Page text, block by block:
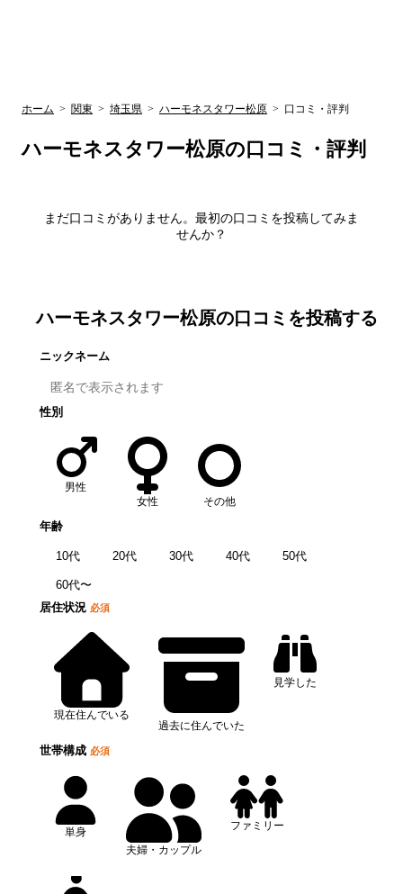
ホーム > 関東 > 埼玉県 > ハーモネスタワー松原 > 口コミ・評判
ハーモネスタワー松原の口コミ・評判
まだ口コミがありません。最初の口コミを投稿してみま
せんか？
ハーモネスタワー松原の口コミを投稿する
ニックネーム
性別
男性
女性
その他
年齢
10代 20代 30代 40代 50代
60代〜
居住状況 必須
現在住んでいる
過去に住んでいた
見学した
世帯構成 必須
単身
夫婦・カップル
ファミリー